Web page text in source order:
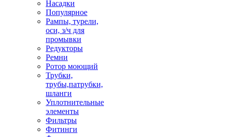
Насадки
Популярное
Рампы, турели,
оси, з/ч для
промывки
Редукторы
Ремни
Ротор моющий
Трубки,
трубы,патрубки,
шланги
Уплотнительные
элементы
Фильтры
Фитинги